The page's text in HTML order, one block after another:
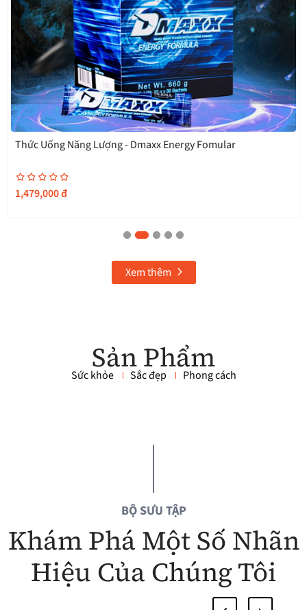
DMAXX ENERGY FORMULA - NO SUGAR ADDED
1,690,000đ
Xem thêm
Sản Phẩm
Sức khỏe Sắc đẹp Phong cách
BỘ SƯU TẬP
Khám Phá Một Số Nhãn
Hiệu Của Chúng Tôi